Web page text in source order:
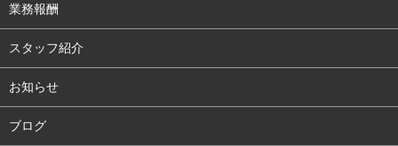
業務報酬
スタッフ紹介
お知らせ
ブログ